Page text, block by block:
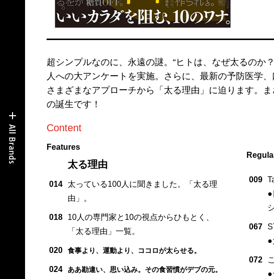
超シンプルなのに、永遠の謎。“ヒトは、なぜ太るのか
人への大アンケートを実施。さらに、最新の予防医学
さまざまなアプローチから「太る理由」に迫ります。
の誕生です！
Content
Features
太る理由
014
太っている100人に聞きました。「太る理
由」。
018
10人の専門家と10の視点からひもとく、
「太る理由」一覧。
020 食事より、運動より、ココロが太らせる。
024 ああ勘違い、思い込み。その食習慣がデブの元。
009
●
067
●
072
●